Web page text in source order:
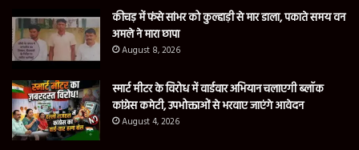
कीचड़ में फंसे सांभर को कुल्हाड़ी से मार डाला, पकाते समय वन
अमले ने मारा छापा
August 8, 2026
स्मार्ट मीटर के विरोध में वार्डवार अभियान चलाएगी ब्लॉक
कांग्रेस कमेटी, उपभोक्ताओं से भरवाए जाएंगे आवेदन
August 4, 2026